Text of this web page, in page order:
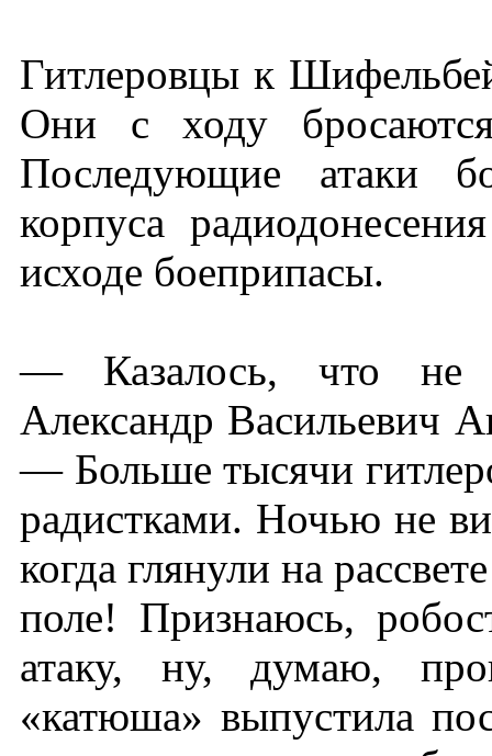
Гитлеровцы к
Они с ходу
Последующие атаки
корпуса
исходе боеприпасы.
— Казалось, что не
Александр Васильевич
— Больше тысячи
радистками. Ночью не
когда глянули на
поле! Признаюсь,
атаку, ну, думаю,
«катюша» выпустила